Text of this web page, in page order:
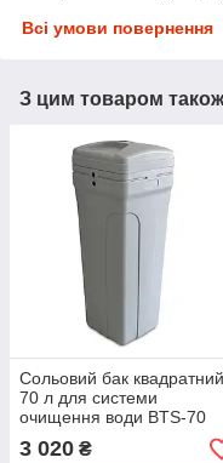
Всі умови повернення
З цим товаром
Сольовий бак квадратний
70 л для системи
очищення води BTS-70
корпус
3 020 ₴